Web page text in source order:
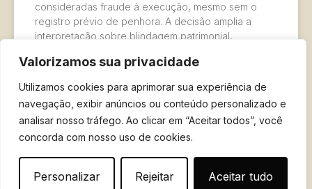
Valorizamos sua privacidade
Utilizamos cookies para aprimorar sua experiência de
navegação, exibir anúncios ou conteúdo personalizado e
analisar nosso tráfego. Ao clicar em “Aceitar todos”, você
concorda com nosso uso de cookies.
Personalizar Rejeitar Aceitar tudo
consideradas fraude à execução, mesmo sem o
registro prévio de penhora. A decisão amplia a
interpretação sobre blindagem patrimonial,
proteger bens de credores, o que pode levar à
LER MAIS »